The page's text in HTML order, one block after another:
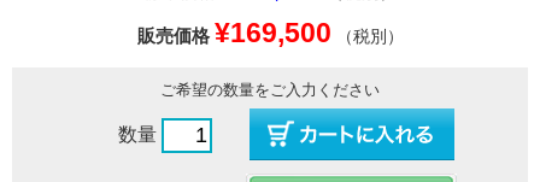
販売価格 ¥169,500 （税別）
ご希望の数量をご入力ください
数量